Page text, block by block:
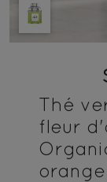
Thé
fleur